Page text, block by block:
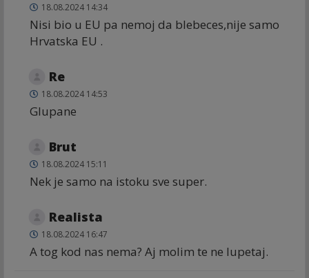
18.08.2024 14:34
Nisi bio u EU pa nemoj da blebeces,nije samo
Hrvatska EU .
Re
18.08.2024 14:53
Glupane
Brut
18.08.2024 15:11
Nek je samo na istoku sve super.
Realista
18.08.2024 16:47
A tog kod nas nema? Aj molim te ne lupetaj.